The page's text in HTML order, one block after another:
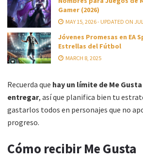
Gamer (2026)
MAY 15, 2026 - UPDATED ON
Jóvenes Promesas en EA
Estrellas del Fútbol
MARCH 8, 2025
Recuerda que hay un límite de Me
entregar, así que planifica bien tu
gastarlos todos en personajes que no
progreso.
Cómo recibir Me Gusta